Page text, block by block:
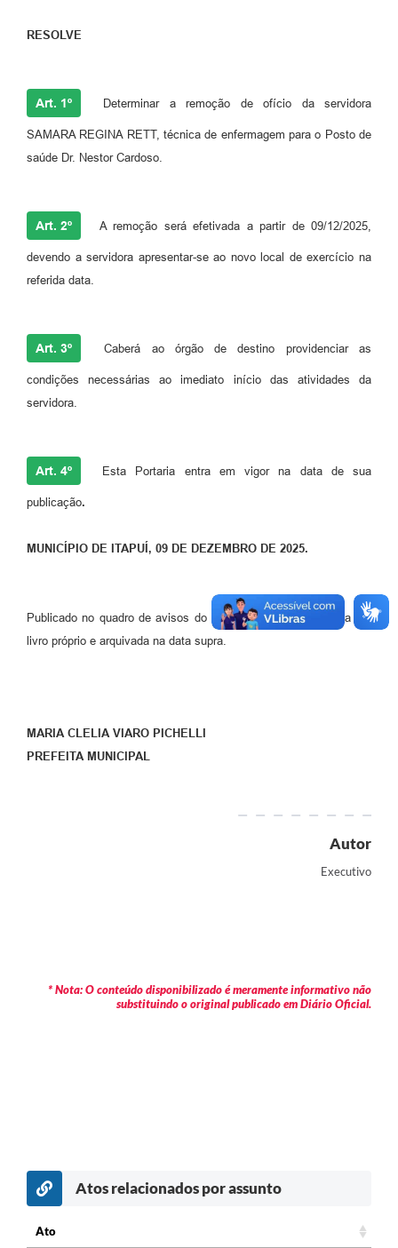
RESOLVE
Art. 1º Determinar a remoção de ofício da servidora
SAMARA REGINA RETT, técnica de enfermagem para o Posto de
saúde Dr. Nestor Cardoso.
Art. 2º A remoção será efetivada a partir de 09/12/2025,
devendo a servidora apresentar-se ao novo local de exercício na
referida data.
Art. 3º Caberá ao órgão de destino providenciar as
condições necessárias ao imediato início das atividades da
servidora.
Art. 4º Esta Portaria entra em vigor na data de sua
publicação.
MUNICÍPIO DE ITAPUÍ, 09 DE DEZEMBRO DE 2025.
Publicado no quadro de avisos do Paço Municipal, registrada em
livro próprio e arquivada na data supra.
MARIA CLELIA VIARO PICHELLI
PREFEITA MUNICIPAL
Autor
Executivo
* Nota: O conteúdo disponibilizado é meramente informativo não
substituindo o original publicado em Diário Oficial.
Atos relacionados por assunto
Ato